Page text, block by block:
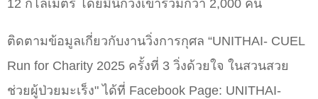
12 กิโลเมตร โดยมีนักวิ่งเข้าร่วมกว่า 2,000 คน
ติดตามข้อมูลเกี่ยวกับงานวิ่งการกุศล “UNITHAI- CUEL
Run for Charity 2025 ครั้งที่ 3 วิ่งด้วยใจ ในสวนสวย
ช่วยผู้ป่วยมะเร็ง" ได้ที่ Facebook Page: UNITHAI-